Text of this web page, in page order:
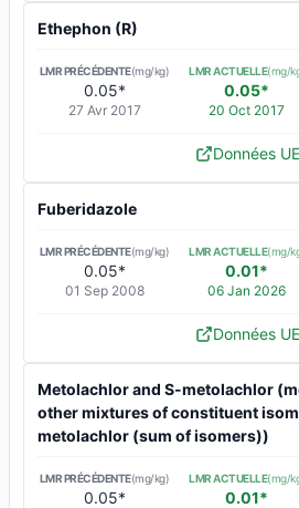
Ethephon (R)
LMR PRÉCÉDENTE(mg/kg)
0.05*
27 Avr 2017
LMR ACTUELLE(mg/
0.05*
20 Oct 2017
Données UE
Fuberidazole
LMR PRÉCÉDENTE(mg/kg)
0.05*
01 Sep 2008
LMR ACTUELLE(mg/
0.01*
06 Jan 2026
Données UE
Metolachlor and S-metolachlor
other mixtures of constituent
metolachlor (sum of isomers))
LMR PRÉCÉDENTE(mg/kg)
0.05*
LMR ACTUELLE(mg/
0.01*